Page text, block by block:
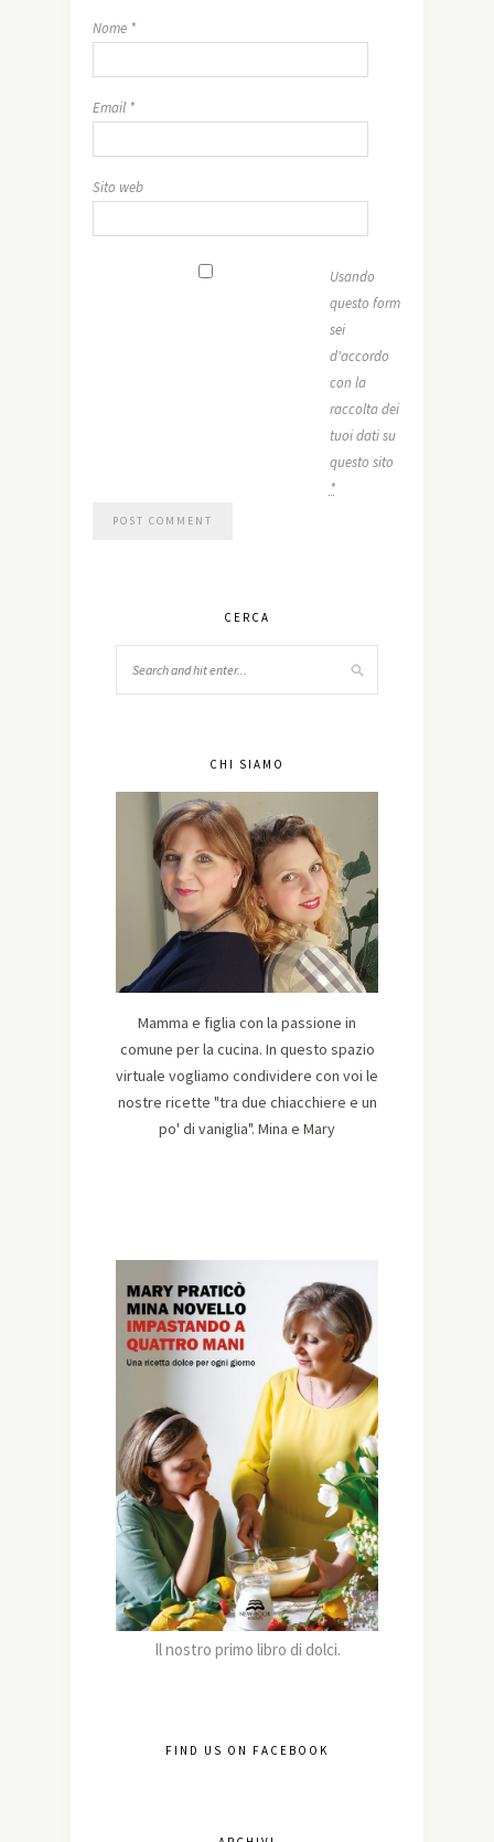
Nome *
Email *
Sito web
Usando
questo form
sei
d'accordo
con la
raccolta dei
tuoi dati su
questo sito
*
CERCA
CHI SIAMO
Mamma e figlia con la passione in
comune per la cucina. In questo spazio
virtuale vogliamo condividere con voi le
nostre ricette "tra due chiacchiere e un
po' di vaniglia". Mina e Mary
Il nostro primo libro di dolci.
FIND US ON FACEBOOK